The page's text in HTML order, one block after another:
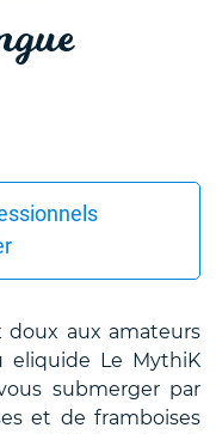
aux amateurs
eliquide Le MythiK
submerger par
et de framboises